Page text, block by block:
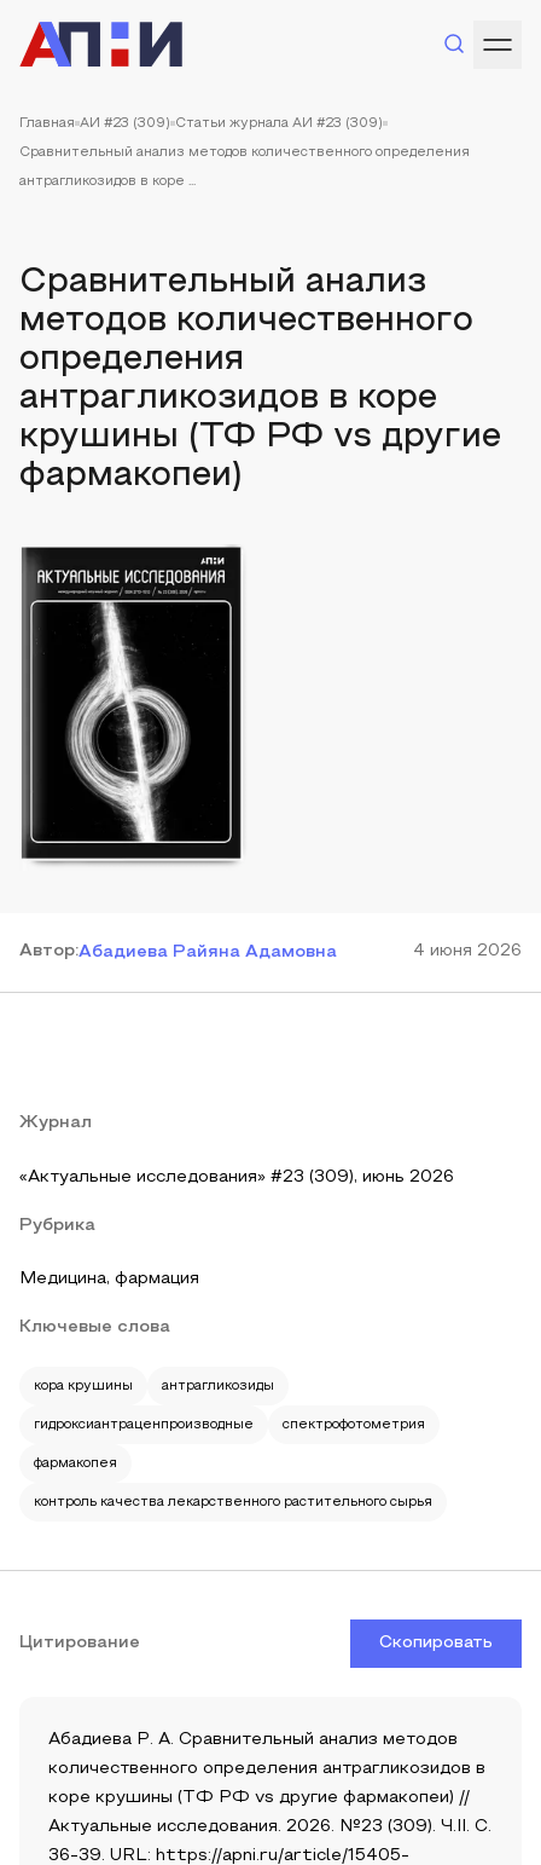
Главная АИ #23 (309) Статьи журнала АИ #23 (309)
Сравнительный анализ методов количественного определения
антрагликозидов в коре ...
Сравнительный анализ
методов количественного
определения
антрагликозидов в коре
крушины (ТФ РФ vs другие
фармакопеи)
Автор:Абадиева Райяна Адамовна 4 июня 2026
Журнал
«Актуальные исследования» #23 (309), июнь 2026
Рубрика
Медицина, фармация
Ключевые слова
кора крушины антрагликозиды
гидроксиантраценпроизводные спектрофотометрия
фармакопея
контроль качества лекарственного растительного сырья
Цитирование Скопировать
Абадиева Р. А. Сравнительный анализ методов
количественного определения антрагликозидов в
коре крушины (ТФ РФ vs другие фармакопеи) //
Актуальные исследования. 2026. №23 (309). Ч.II. С.
36-39. URL: https://apni.ru/article/15405-